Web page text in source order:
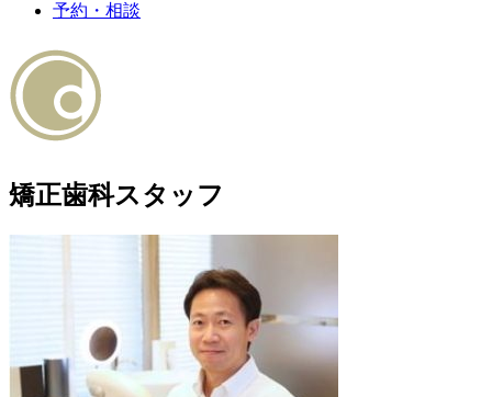
予約・相談
矯正歯科スタッフ